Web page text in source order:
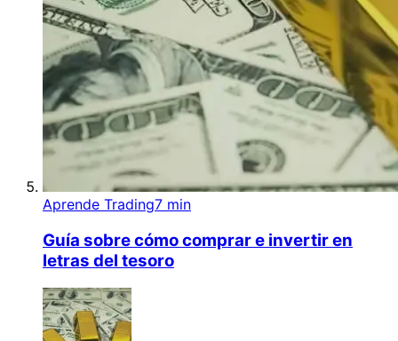
Aprende Trading7 min
Guía sobre cómo comprar e invertir en
letras del tesoro